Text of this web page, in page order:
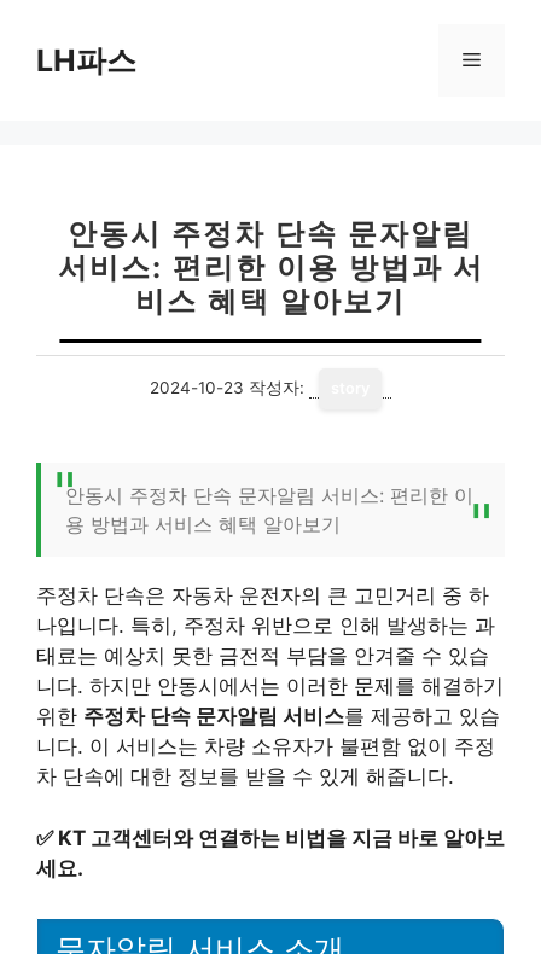
LH파스 메
안동시 주정차 단속 문자알림
서비스: 편리한 이용 방법과 서
비스 혜택 알아보기
2024-10-23 작성자:
안동시 주정차 단속 문자알림 서비스: 편리한 이
용 방법과 서비스 혜택 알아보기
주정차 단속은 자동차 운전자의 큰 고민거리 중 하
나입니다. 특히, 주정차 위반으로 인해 발생하는 과
태료는 예상치 못한 금전적 부담을 안겨줄 수 있습
니다. 하지만 안동시에서는 이러한 문제를 해결하기
위한 주정차 단속 문자알림 서비스를 제공하고 있습
니다. 이 서비스는 차량 소유자가 불편함 없이 주정
차 단속에 대한 정보를 받을 수 있게 해줍니다.
✅ KT 고객센터와 연결하는 비법을 지금 바로 알아보
세요.